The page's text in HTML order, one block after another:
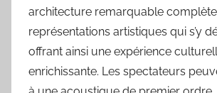
architecture remarquable
représentations artistiques qui s’y
offrant ainsi une expérience
enrichissante. Les spectateurs